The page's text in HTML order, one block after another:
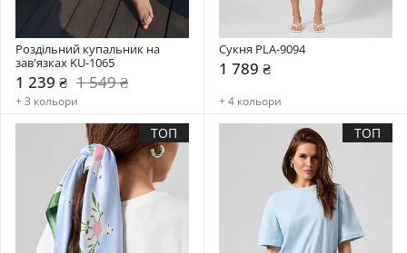
Роздільний купальник на
зав'язках KU-1065
1 239 ₴ 1 549 ₴
+ 3 кольори
Сукня PLA-9094
1 789 ₴
+ 4 кольори
ТОП ТОП